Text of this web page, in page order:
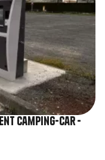
camping-car -